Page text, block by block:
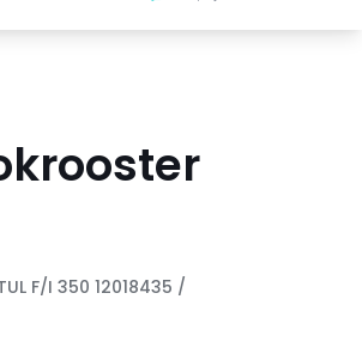
F/I 350 12018435 /